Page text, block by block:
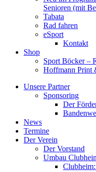
Senioren (mit
Tabata
Rad fahren
eSport
Kontakt
Shop
Sport Böcker –
Hoffmann Print
Unsere Partner
Sponsoring
Der
News
Termine
Der Verein
Der Vorstand
Umbau